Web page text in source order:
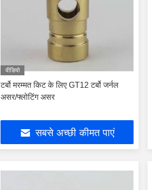
वीडियो
टर्बो मरम्मत किट के लिए GT12 टर्बो जर्नल
असर/फ्लोटिंग असर
सबसे अच्छी कीमत पाएं